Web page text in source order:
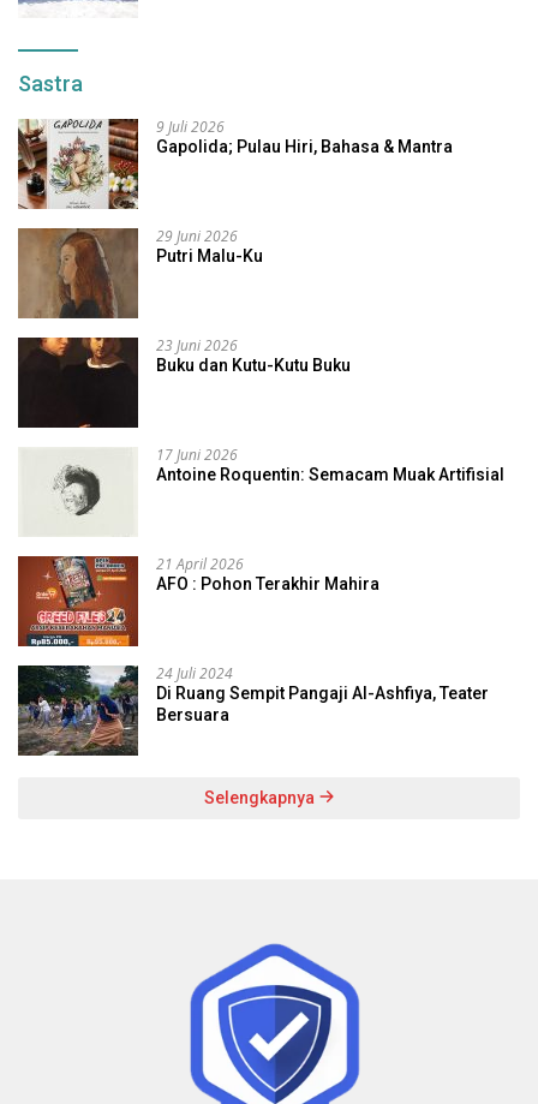
Sastra
9 Juli 2026
Gapolida; Pulau Hiri, Bahasa & Mantra
29 Juni 2026
Putri Malu-Ku
23 Juni 2026
Buku dan Kutu-Kutu Buku
17 Juni 2026
Antoine Roquentin: Semacam Muak Artifisial
21 April 2026
AFO : Pohon Terakhir Mahira
24 Juli 2024
Di Ruang Sempit Pangaji Al-Ashfiya, Teater
Bersuara
Selengkapnya